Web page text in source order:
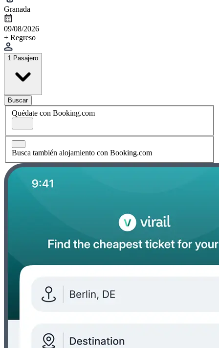
Granada
09/08/2026
+ Regreso
1 Pasajero
Buscar
Quédate con Booking.com
Busca también alojamiento con Booking.com